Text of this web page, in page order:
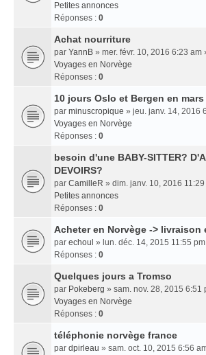
Petites annonces
Réponses : 0
Achat nourriture
par YannB » mer. févr. 10, 2016 6:23 am
Voyages en Norvège
Réponses : 0
10 jours Oslo et Bergen en mars
par minuscropique » jeu. janv. 14, 2016
Voyages en Norvège
Réponses : 0
besoin d'une BABY-SITTER?
DEVOIRS?
par CamilleR » dim. janv. 10, 2016
Petites annonces
Réponses : 0
Acheter en Norvège -> livraison
par echoul » lun. déc. 14, 2015 11:55
Réponses : 0
Quelques jours a Tromso
par Pokeberg » sam. nov. 28, 2015 6:51
Voyages en Norvège
Réponses : 0
téléphonie norvège france
par dpirleau » sam. oct. 10, 2015 6:56